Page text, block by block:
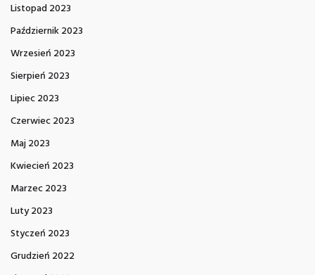
Listopad 2023
Październik 2023
Wrzesień 2023
Sierpień 2023
Lipiec 2023
Czerwiec 2023
Maj 2023
Kwiecień 2023
Marzec 2023
Luty 2023
Styczeń 2023
Grudzień 2022